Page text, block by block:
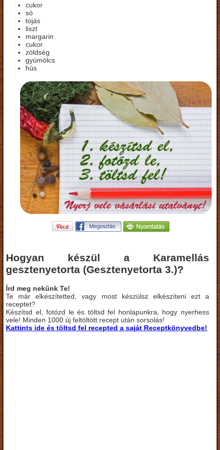
cukor
só
tojás
liszt
margarin
cukor
zöldség
gyümölcs
hús
Hogyan készül a Karamellás
gesztenyetorta (Gesztenyetorta 3.)?
Írd meg nekünk Te!
Te már elkészítetted, vagy most készülsz elkészíteni ezt a
receptet?
Készítsd el, fotózd le és töltsd fel honlapunkra, hogy nyerhess
vele! Minden 1000 új feltöltött recept után sorsolás!
Kattints ide és töltsd fel recepted a saját Receptkönyvedbe!